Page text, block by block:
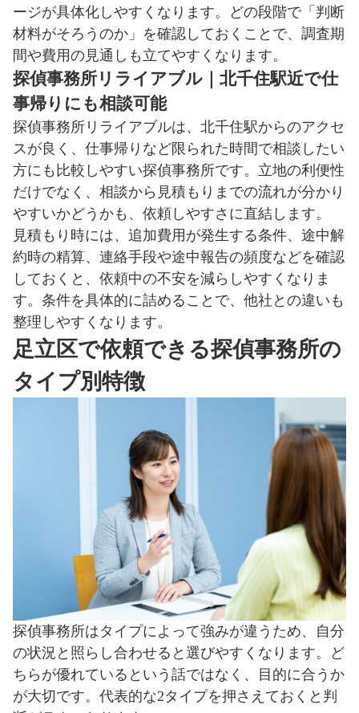
ージが具体化しやすくなります。どの段階で「判断
材料がそろうのか」を確認しておくことで、調査期
間や費用の見通しも立てやすくなります。
探偵事務所リライアブル｜北千住駅近で仕
事帰りにも相談可能
探偵事務所リライアブルは、北千住駅からのアクセ
スが良く、仕事帰りなど限られた時間で相談したい
方にも比較しやすい探偵事務所です。立地の利便性
だけでなく、相談から見積もりまでの流れが分かり
やすいかどうかも、依頼しやすさに直結します。
見積もり時には、追加費用が発生する条件、途中解
約時の精算、連絡手段や途中報告の頻度などを確認
しておくと、依頼中の不安を減らしやすくなりま
す。条件を具体的に詰めることで、他社との違いも
整理しやすくなります。
足立区で依頼できる探偵事務所の
タイプ別特徴
探偵事務所はタイプによって強みが違うため、自分
の状況と照らし合わせると選びやすくなります。ど
ちらが優れているという話ではなく、目的に合うか
が大切です。代表的な2タイプを押さえておくと判